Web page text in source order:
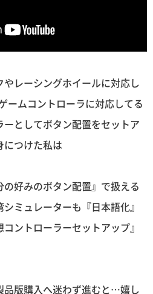
レーシングホイールに対応し
ームコントローラに対応してる
としてボタン配置をセットア
につけた私は
の好みのボタン配置』で扱える
ミュレーターも『日本語化』
ントローラーセットアップ』
版購入へ迷わず進むと…嬉し